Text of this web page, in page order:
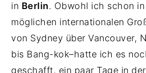
in Berlin. Obwohl ich schon in
möglichen internationalen
von Sydney über Vancouver,
bis Bang-kok–hatte ich es
geschafft, ein paar Tage in